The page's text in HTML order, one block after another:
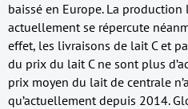
baissé en Europe. La
actuellement se répercute
effet, les livraisons de lait C et
du prix du lait C ne sont plus
prix moyen du lait de centrale
qu’actuellement depuis 2014.